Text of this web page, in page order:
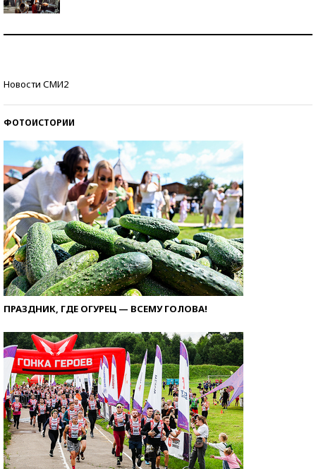
Новости СМИ2
ФОТОИСТОРИИ
ПРАЗДНИК, ГДЕ ОГУРЕЦ — ВСЕМУ ГОЛОВА!